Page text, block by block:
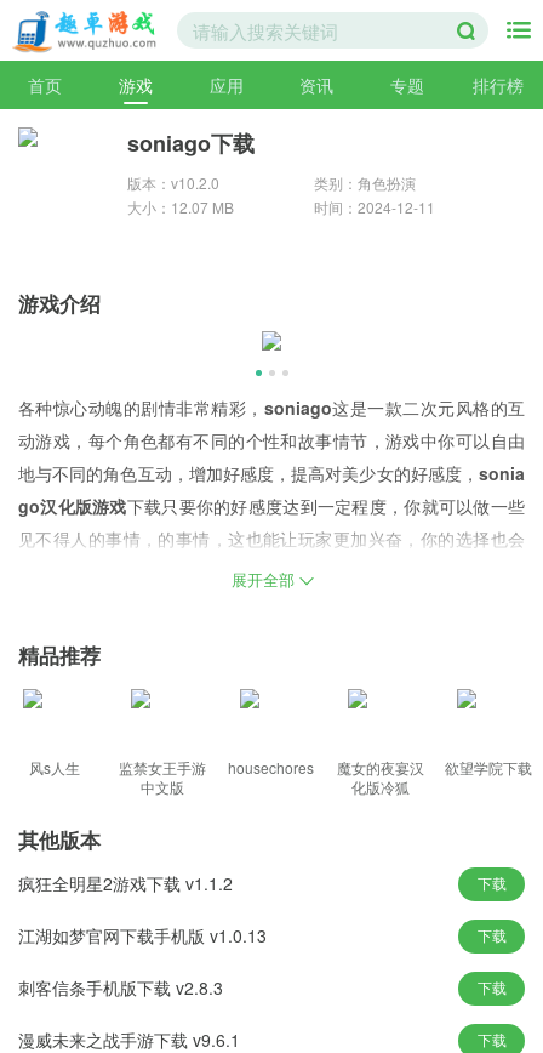
首页 游戏 应用 资讯 专题 排行榜
soniago下载
版本：v10.2.0
类别：角色扮演
大小：12.07 MB
时间：2024-12-11
游戏介绍
各种惊心动魄的剧情非常精彩， soniago这是一款二次元风格的互
动游戏，每个角色都有不同的个性和故事情节，游戏中你可以自由
地与不同的角色互动，增加好感度，提高对美少女的好感度， sonia
go汉化版游戏下载只要你的好感度达到一定程度，你就可以做一些
见不得人的事情，的事情，这也能让玩家更加兴奋，你的选择也会
影响故事的结果，因此，有大量的互动玩法和CG图片等你解锁，集
游戏特色
画风非常真实精彩，数百套精美服饰等你解锁搭配，
给你原汁原味的游戏体验; 真实还原页游的剧情发展和人物角色，
打造属于你的个性角色形象。逼真的游戏过程给你带来身临其境的
体验。
也很容易找到属于自己的幸福。 梦幻般的画面很容易辨认，
游戏亮点
并切换更多的能力成为一名强大的玩家。你可以通过提升自己超高
Q可爱的画风和流畅的故事情节深受玩家喜爱;
展开全部
精品推荐
风s人生
监禁女王手游
中文版
housechores
魔女的夜宴汉
化版冷狐
欲望学院下载
其他版本
疯狂全明星2游戏下载 v1.1.2 下载
江湖如梦官网下载手机版 v1.0.13 下载
刺客信条手机版下载 v2.8.3 下载
漫威未来之战手游下载 v9.6.1 下载